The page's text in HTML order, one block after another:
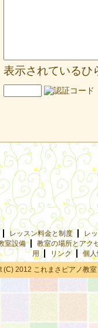
表示されているひ
レッスン料金と制度
レ
室設備
教室の場所とアク
用
リンク
個
(C) 2012 これまさピアノ教